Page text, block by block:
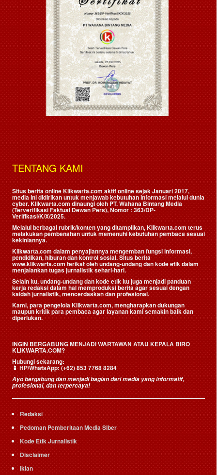
TENTANG KAMI
Situs berita online Klikwarta.com aktif online sejak Januari 2017,
media ini didirikan untuk menjawab kebutuhan informasi melalui dunia
cyber. Klikwarta.com dinaungi oleh PT. Wahana Bintang Media
(Terverifikasi Faktual Dewan Pers), Nomor : 363/DP-
Verifikasi/K/X/2025.
Melalui berbagai rubrik/konten yang ditampilkan, Klikwarta.com terus
melakukan pembenahan untuk memenuhi kebutuhan pembaca sesuai
kekiniannya.
Klikwarta.com dalam penyajiannya mengemban fungsi informasi,
pendidikan, hiburan dan kontrol sosial. Situs berita
www.klikwarta.com terikat oleh undang-undang dan kode etik dalam
menjalankan tugas jurnalistik sehari-hari.
Selain itu, undang-undang dan kode etik itu juga menjadi panduan
kerja redaksi dalam hal memproduksi berita agar sesuai dengan
kaidah jurnalistik, mencerdaskan dan profesional.
Kami, para pengelola Klikwarta.com, mengharapkan dukungan
maupun kritik para pembaca agar layanan kami semakin baik dan
diperlukan.
INGIN BERGABUNG MENJADI WARTAWAN ATAU KEPALA BIRO
KLIKWARTA.COM?
Hubungi sekarang:
📱HP/WhatsApp:(+62) 853 7768 8284
Ayo bergabung dan menjadi bagian dari media yang informatif,
profesional, dan terpercaya!
Redaksi
Pedoman Pemberitaan Media Siber
Kode Etik Jurnalistik
Disclaimer
Iklan